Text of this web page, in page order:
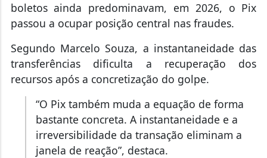
boletos ainda predominavam, em 2026, o Pix
passou a ocupar posição central nas fraudes.
Segundo Marcelo Souza, a instantaneidade das
transferências dificulta a recuperação dos
recursos após a concretização do golpe.
“O Pix também muda a equação de forma
bastante concreta. A instantaneidade e a
irreversibilidade da transação eliminam a
janela de reação”, destaca.